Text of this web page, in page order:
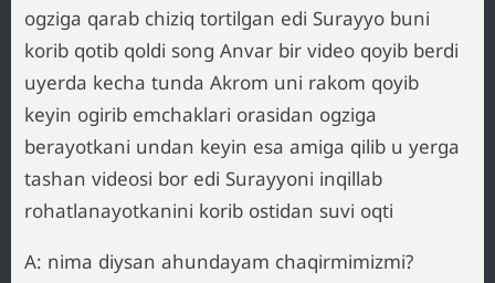
ogziga qarab chiziq tortilgan edi Surayyo buni
korib qotib qoldi song Anvar bir video qoyib berdi
uyerda kecha tunda Akrom uni rakom qoyib
keyin ogirib emchaklari orasidan ogziga
berayotkani undan keyin esa amiga qilib u yerga
tashan videosi bor edi Surayyoni inqillab
rohatlanayotkanini korib ostidan suvi oqti
A: nima diysan ahundayam chaqirmimizmi?